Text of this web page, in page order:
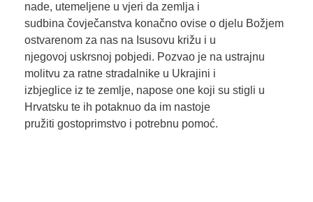
nade, utemeljene u vjeri da zemlja i
sudbina čovječanstva konačno ovise o djelu Božjem
ostvarenom za nas na Isusovu križu i u
njegovoj uskrsnoj pobjedi. Pozvao je na ustrajnu
molitvu za ratne stradalnike u Ukrajini i
izbjeglice iz te zemlje, napose one koji su stigli u
Hrvatsku te ih potaknuo da im nastoje
pružiti gostoprimstvo i potrebnu pomoć.